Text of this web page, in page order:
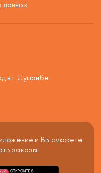
данных
в г. Душанбе
и Вы сможете
заказы.